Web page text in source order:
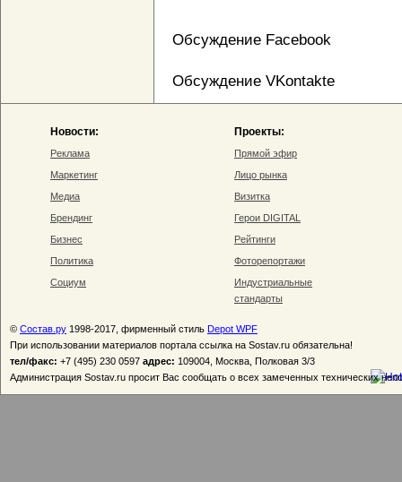
Обсуждение Facebook
Обсуждение VKontakte
Новости:
Реклама
Маркетинг
Медиа
Брендинг
Бизнес
Политика
Социум
Проекты:
Прямой эфир
Лицо рынка
Визитка
Герои DIGITAL
Рейтинги
Фоторепортажи
Индустриальные
стандарты
© Состав.ру 1998-2017, фирменный стиль Depot WPF
При использовании материалов портала ссылка на Sostav.ru обязательна!
тел/факс: +7 (495) 230 0597 адрес: 109004, Москва, Полковая 3/3
Администрация Sostav.ru просит Вас сообщать о всех замеченных технических